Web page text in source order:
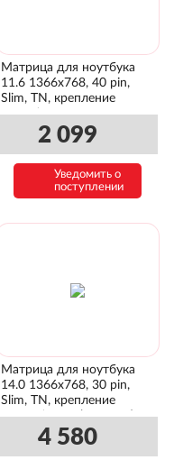
Матрица для ноутбука
11.6 1366x768, 40 pin,
Slim, TN, крепление
слева/справа
2 099
Уведомить о
поступлении
Матрица для ноутбука
14.0 1366x768, 30 pin,
Slim, TN, крепление
сверху/снизу (матовая)
4 580